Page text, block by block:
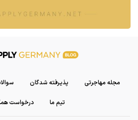
مجله مهاجرتی پذیرفته شدگان
تیم ما درخواست